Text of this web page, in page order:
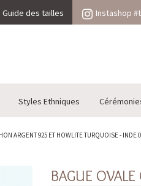
Guide des tailles Instashop
Styles Ethniques
ARGENT 925 ET HOWLITE TURQUOISE - INDE
BAGUE